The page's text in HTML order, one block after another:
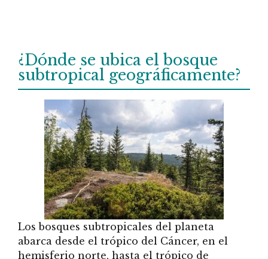
¿Dónde se ubica el bosque
subtropical geográficamente?
Los bosques subtropicales del planeta
abarca desde el trópico del Cáncer, en el
hemisferio norte, hasta el trópico de